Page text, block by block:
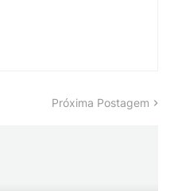
Próxima Postagem